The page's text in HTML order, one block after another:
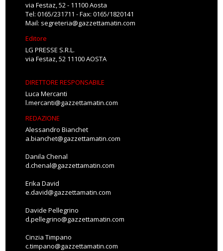
via Festaz, 52 - 11100 Aosta
Tel: 0165/231711 - Fax: 0165/1820141
Mail: segreteria@gazzettamatin.com
Editore
LG PRESSE S.R.L.
via Festaz, 52 11100 AOSTA
DIRETTORE RESPONSABILE
Luca Mercanti
l.mercanti@gazzettamatin.com
REDAZIONE
Alessandro Bianchet
a.bianchet@gazzettamatin.com
Danila Chenal
d.chenal@gazzettamatin.com
Erika David
e.david@gazzettamatin.com
Davide Pellegrino
d.pellegrino@gazzettamatin.com
Cinzia Timpano
c.timpano@gazzettamatin.com